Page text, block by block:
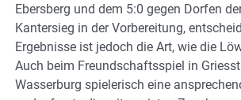
Ebersberg und dem 5:0 gegen Dorfen
Kantersieg in der Vorbereitung,
Ergebnisse ist jedoch die Art, wie die
Auch beim Freundschaftsspiel in
Wasserburg spielerisch eine